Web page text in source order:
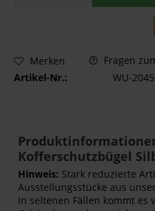
Merken
Fragen
Artikel-Nr.:
WU-
Kofferschutzbügel
Hinweis: Stark reduzierte
Ausstellungsstücke aus
In seltenen Fällen kommt es